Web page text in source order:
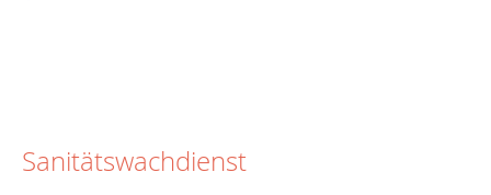
Sanitätswachdienst